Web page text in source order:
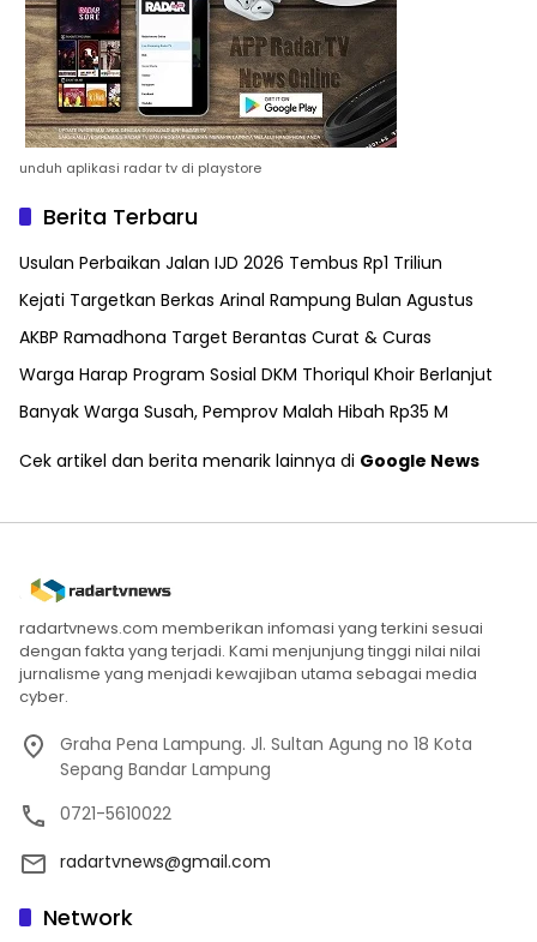
unduh aplikasi radar tv di playstore
Berita Terbaru
Usulan Perbaikan Jalan IJD 2026 Tembus Rp1 Triliun
Kejati Targetkan Berkas Arinal Rampung Bulan Agustus
AKBP Ramadhona Target Berantas Curat & Curas
Warga Harap Program Sosial DKM Thoriqul Khoir Berlanjut
Banyak Warga Susah, Pemprov Malah Hibah Rp35 M
Cek artikel dan berita menarik lainnya di Google News
radartvnews.com memberikan infomasi yang terkini sesuai
dengan fakta yang terjadi. Kami menjunjung tinggi nilai nilai
jurnalisme yang menjadi kewajiban utama sebagai media
cyber.
Graha Pena Lampung. Jl. Sultan Agung no 18 Kota
Sepang Bandar Lampung
0721-5610022
radartvnews@gmail.com
Network